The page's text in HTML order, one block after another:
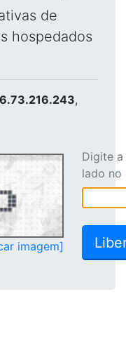
de
hospedados
,
imagem]
Digite
lado no